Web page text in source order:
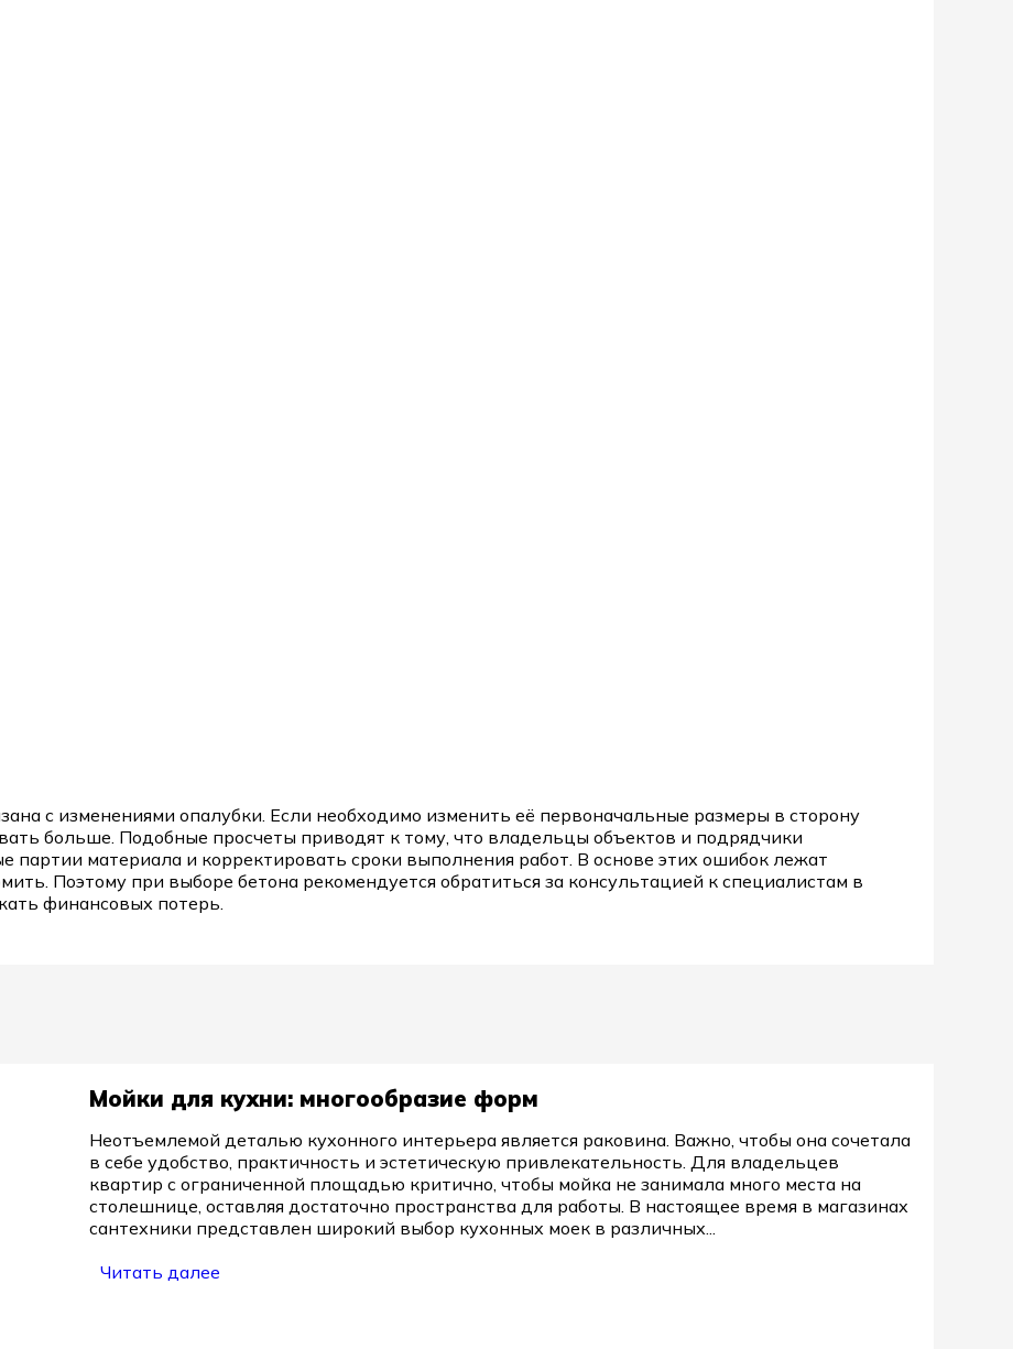
с изменениями опалубки. Если необходимо изменить её первоначальные размеры в сторону
больше. Подобные просчеты приводят к тому, что владельцы объектов и подрядчики
материала и корректировать сроки выполнения работ. В основе этих ошибок лежат
Поэтому при выборе бетона рекомендуется обратиться за консультацией к специалистам в
финансовых потерь.
Мойки для кухни: многообразие форм
Неотъемлемой деталью кухонного интерьера является раковина. Важно, чтобы она сочетала
в себе удобство, практичность и эстетическую привлекательность. Для владельцев
квартир с ограниченной площадью критично, чтобы мойка не занимала много места на
столешнице, оставляя достаточно пространства для работы. В настоящее время в магазинах
сантехники представлен широкий выбор кухонных моек в различных...
Читать далее